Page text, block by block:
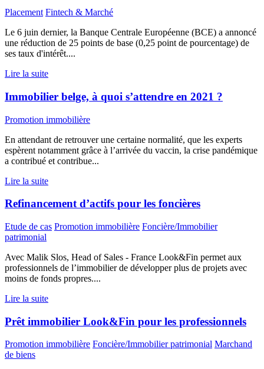
Placement Fintech & Marché
Le 6 juin dernier, la Banque Centrale Européenne (BCE) a annoncé
une réduction de 25 points de base (0,25 point de pourcentage) de
ses taux d'intérêt....
Lire la suite
Immobilier belge, à quoi s’attendre en 2021 ?
Promotion immobilière
En attendant de retrouver une certaine normalité, que les experts
espèrent notamment grâce à l’arrivée du vaccin, la crise pandémique
a contribué et contribue...
Lire la suite
Refinancement d’actifs pour les foncières
Etude de cas Promotion immobilière Foncière/Immobilier
patrimonial
Avec Malik Slos, Head of Sales - France Look&Fin permet aux
professionnels de l’immobilier de développer plus de projets avec
moins de fonds propres....
Lire la suite
Prêt immobilier Look&Fin pour les professionnels
Promotion immobilière Foncière/Immobilier patrimonial Marchand
de biens